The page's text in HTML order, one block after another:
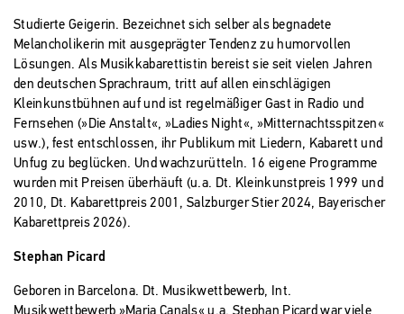
Studierte Geigerin. Bezeichnet sich selber als begnadete
Melancholikerin mit ausgeprägter Tendenz zu humorvollen
Lösungen. Als Musikkabarettistin bereist sie seit vielen Jahren
den deutschen Sprachraum, tritt auf allen einschlägigen
Kleinkunstbühnen auf und ist regelmäßiger Gast in Radio und
Fernsehen (»Die Anstalt«, »Ladies Night«, »Mitternachtsspitzen«
usw.), fest entschlossen, ihr Publikum mit Liedern, Kabarett und
Unfug zu beglücken. Und wachzurütteln. 16 eigene Programme
wurden mit Preisen überhäuft (u.a. Dt. Kleinkunstpreis 1999 und
2010, Dt. Kabarettpreis 2001, Salzburger Stier 2024, Bayerischer
Kabarettpreis 2026).
Stephan Picard
Geboren in Barcelona. Dt. Musikwettbewerb, Int.
Musikwettbewerb »Maria Canals« u.a. Stephan Picard war viele